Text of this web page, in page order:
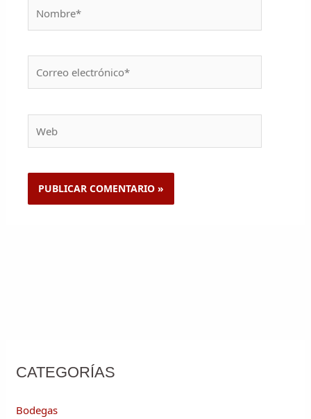
electrónico*
CATEGORÍAS
Bodegas